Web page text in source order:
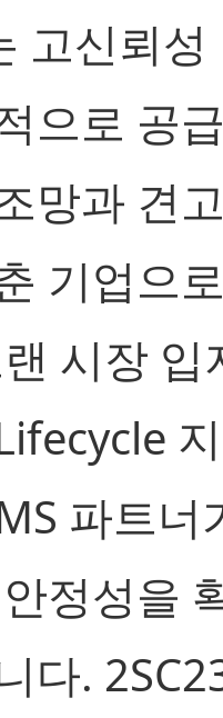
고신뢰성
으로 공
망과 견
기업으
시장 입
파트너
정성을
다.